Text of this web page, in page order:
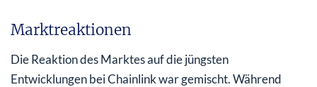
Marktreaktionen
Die Reaktion des Marktes auf die jüngsten
Entwicklungen bei Chainlink war gemischt. Während